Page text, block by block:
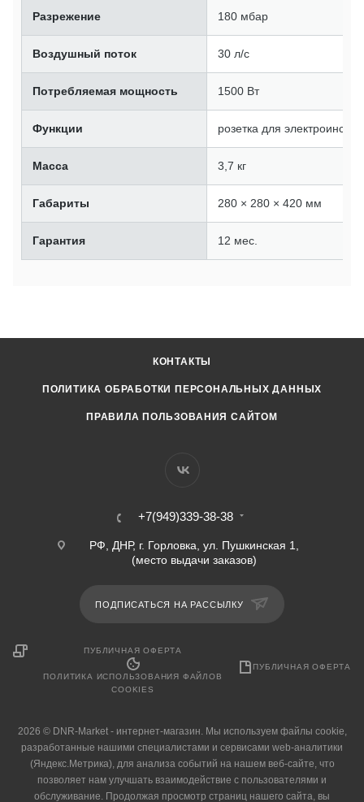
Разрежение 180 мбар
Воздушный поток 30 л/с
Потребляемая мощность 1500 Вт
Функции розетка для
Масса 3,7 кг
Габариты 280 × 280 × 420 мм
Гарантия 12 мес.
КОНТАКТЫ
ПОЛИТИКА ОБРАБОТКИ ПЕРСОНАЛЬНЫХ ДАННЫХ
ПРАВИЛА ПОЛЬЗОВАНИЯ САЙТОМ
+7(949)339-38-38
РФ, ДНР, г. Горловка, ул. Пушкинская 1,
(место выдачи заказов)
ПОДПИСАТЬСЯ НА РАССЫЛКУ
ПУБЛИЧНАЯ ОФЕРТА
ПОЛИТИКА ИСПОЛЬЗОВАНИЯ ФАЙЛОВ
COOKIES
ПУБЛИЧНАЯ ОФЕРТА
2026 © DNR-Market - интернет-магазин. Мы используем файлы cookie,
разработанные нашими специалистами и сервисами web-аналитики
(Яндекс.Метрика), для анализа событий на нашем веб-сайте, что
позволяет нам улучшать взаимодействие с пользователями и
обслуживание. Продолжая просмотр страниц нашего сайта, вы